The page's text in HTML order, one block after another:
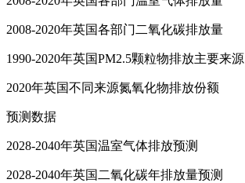
2008-2020年英国各部门二氧化碳排放量
1990-2020年英国PM2.5颗粒物排放主要来源
2020年英国不同来源氮氧化物排放份额
预测数据
2028-2040年英国温室气体排放预测
2028-2040年英国二氧化碳年排放量预测